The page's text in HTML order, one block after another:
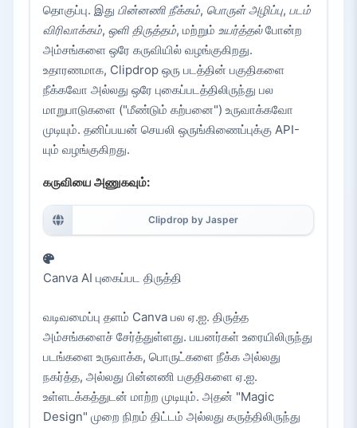
தொகுப்பு. இது பின்னணி நீக்கம், பொருள் அழிப்பு, படம்
விரிவாக்கம், ஒளி திருத்தம், மற்றும் உயர்த்தல்போன்ற
அம்சங்களை ஒரே கருவியில் வழங்குகிறது.
உதாரணமாக, Clipdrop ஒரு படத்தின் பகுதிகளை
நீக்கவோ அல்லது ஒரே புகைப்படத்திலிருந்து பல
மாறுபாடுகளை ("மீண்டும் கற்பனை") உருவாக்கவோ
முடியும். தனிப்பயன் செயலி ஒருங்கிணைப்புக்கு API-
யும் வழங்குகிறது.
கருவியை அணுகவும்:
Clipdrop by Jasper
Canva AI புகைப்பட திருத்தி
வடிவமைப்பு தளம் Canva பல ஏ.ஐ. திருத்த
அம்சங்களைச் சேர்த்துள்ளது. பயனர்கள் உரையிலிருந்து
படங்களை உருவாக்க, பொருட்களை நீக்க அல்லது
நகர்த்த, அல்லது பின்னணி பகுதிகளை ஏ.ஐ.
உள்ளடக்கத்துடன் மாற்ற முடியும். அதன் "Magic
Design" முறை நிறம் திட்டம் அல்லது கருத்திலிருந்து